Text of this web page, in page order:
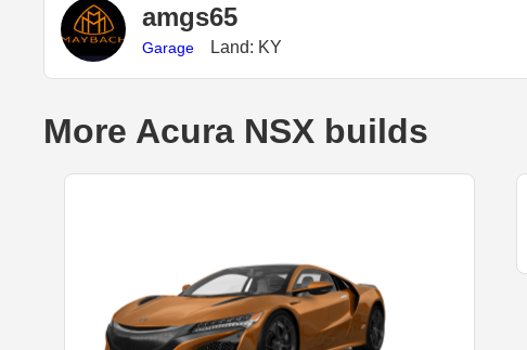
amgs65
Garage Land: KY
More Acura NSX builds